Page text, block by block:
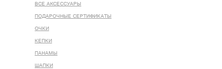
ВСЕ AКСЕССУАРЫ
ПОДАРОЧНЫЕ СЕРТИФИКАТЫ
ОЧКИ
КЕПКИ
ПАНАМЫ
ШАПКИ